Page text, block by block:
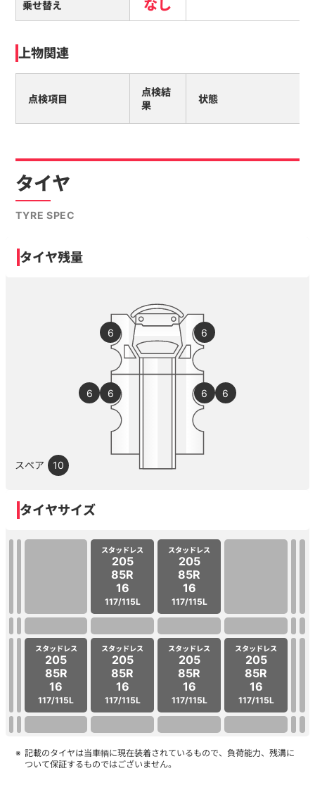
乗せ替え なし
上物関連
点検項目
点検結
果
状態
タイヤ
TYRE SPEC
タイヤ残量
6 6
6
6 6 6
スペア 10
タイヤサイズ
スタッドレス
205
85R
16
117/115L
スタッドレス
205
85R
16
117/115L
スタッドレス
205
85R
16
117/115L
スタッドレス
205
85R
16
117/115L
スタッドレス
205
85R
16
117/115L
スタッドレス
205
85R
16
117/115L
記載のタイヤは当車輌に現在装着されているもので、負荷能力、残溝に
ついて保証するものではございません。